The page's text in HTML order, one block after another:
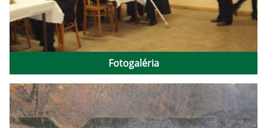
Fotogaléria